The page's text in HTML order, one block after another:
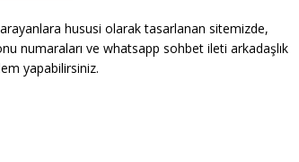
hususi olarak tasarlanan sitemizde,
numaraları ve whatsapp sohbet ileti arkadaşlık
yapabilirsiniz.